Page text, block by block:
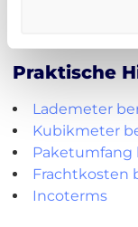
Kostenlos
Praktische
Lademeter
Kubikmeter
Paketumfang
Frachtkosten
Incoterms